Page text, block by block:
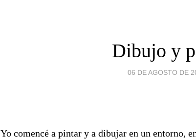
Dibujo y
06 DE AGOSTO DE
Yo comencé a pintar y a dibujar en un entorno,